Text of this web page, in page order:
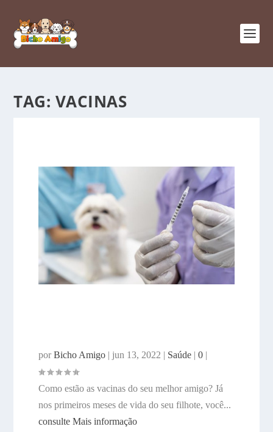
TAG: VACINAS
porBicho Amigo| jun 13, 2022 | Saúde| 0 |
Como estão as vacinas do seu melhor amigo? Já
nos primeiros meses de vida do seu filhote, você...
consulte Mais informação